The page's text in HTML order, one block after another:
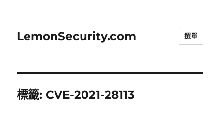
LemonSecurity.com 選單
標籤: CVE-2021-28113